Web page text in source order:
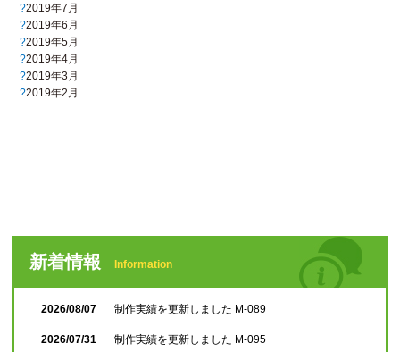
2019年7月
2019年6月
2019年5月
2019年4月
2019年3月
2019年2月
新着情報 Information
2026/08/07 制作実績を更新しました M-089
2026/07/31 制作実績を更新しました M-095